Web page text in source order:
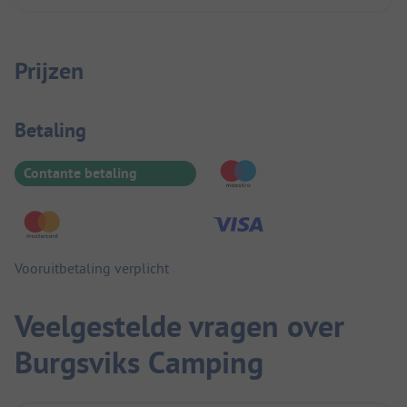
Prijzen
Betaalinformatie
Betaling
Contante betaling
Vooruitbetaling verplicht
Veelgestelde vragen over
Burgsviks Camping